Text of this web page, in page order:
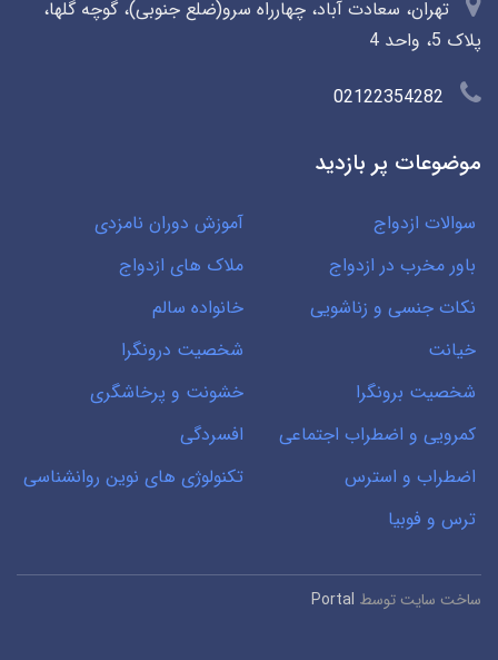
تهران، سعادت آباد، چهارراه سرو(ضلع جنوبی)، گوچه گلها،
پلاک 5، واحد 4
02122354282
موضوعات پر بازدید
سوالات ازدواج
آموزش دوران نامزدی
باور مخرب در ازدواج
ملاک های ازدواج
نکات جنسی و زناشویی
خانواده سالم
خیانت
شخصیت درونگرا
شخصیت برونگرا
خشونت و پرخاشگری
کمرویی و اضطراب اجتماعی
افسردگی
اضطراب و استرس
تکنولوژی های نوین روانشناسی
ترس و فوبیا
ساخت سایت توسط Portal